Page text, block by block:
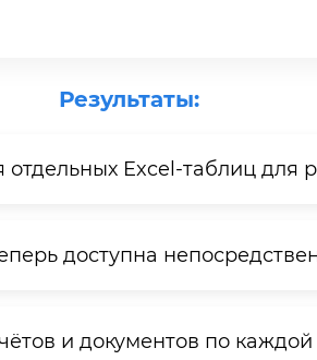
Результаты:
Excel-таблиц для
доступна
и документов по каждой